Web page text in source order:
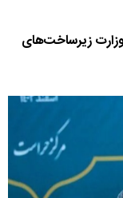
زیرساخت‌های